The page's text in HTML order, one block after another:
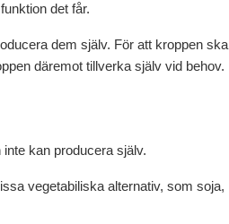
det får.
dem själv. För att kroppen ska
däremot tillverka själv vid behov.
kan producera själv.
vegetabiliska alternativ, som soja,